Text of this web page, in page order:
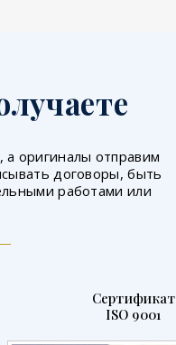
оригиналы отправим
договоры, быть
работами или
Сертификат
ISO 9001